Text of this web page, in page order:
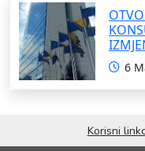
6
Korisni